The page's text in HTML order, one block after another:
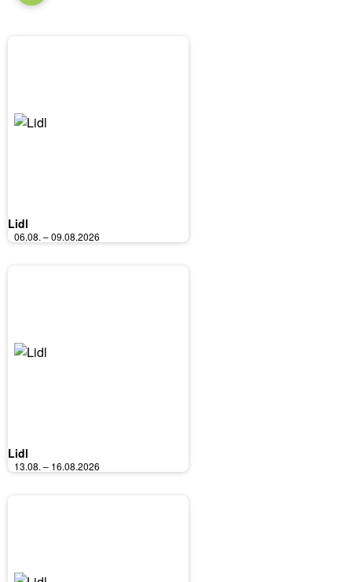
Lidl
06.08. – 09.08.2026
Lidl
13.08. – 16.08.2026